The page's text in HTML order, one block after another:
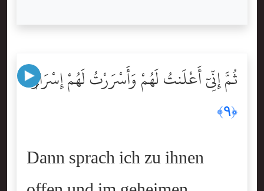
ثُمَّ إِنِّىٓ أَعْلَنتُ لَهُمْ وَأَسْرَرْتُ لَهُمْ إِسْرَارًۭا
﴿٩﴾
Dann sprach ich zu ihnen